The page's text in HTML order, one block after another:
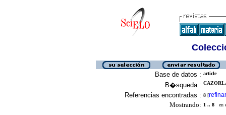
Base de datos : article
B�squeda :
Referencias encontradas : 8 [refinar
Mostrando: 1 .. 8 en